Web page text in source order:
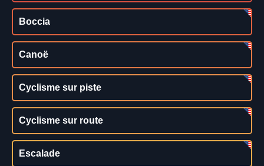
Boccia
Canoë
Cyclisme sur piste
Cyclisme sur route
Escalade